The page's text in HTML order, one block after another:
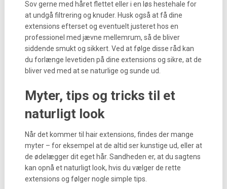
Sov gerne med håret flettet eller i en løs hestehale for
at undgå filtrering og knuder. Husk også at få dine
extensions efterset og eventuelt justeret hos en
professionel med jævne mellemrum, så de bliver
siddende smukt og sikkert. Ved at følge disse råd kan
du forlænge levetiden på dine extensions og sikre, at de
bliver ved med at se naturlige og sunde ud.
Myter, tips og tricks til et
naturligt look
Når det kommer til hair extensions, findes der mange
myter – for eksempel at de altid ser kunstige ud, eller at
de ødelægger dit eget hår. Sandheden er, at du sagtens
kan opnå et naturligt look, hvis du vælger de rette
extensions og følger nogle simple tips.